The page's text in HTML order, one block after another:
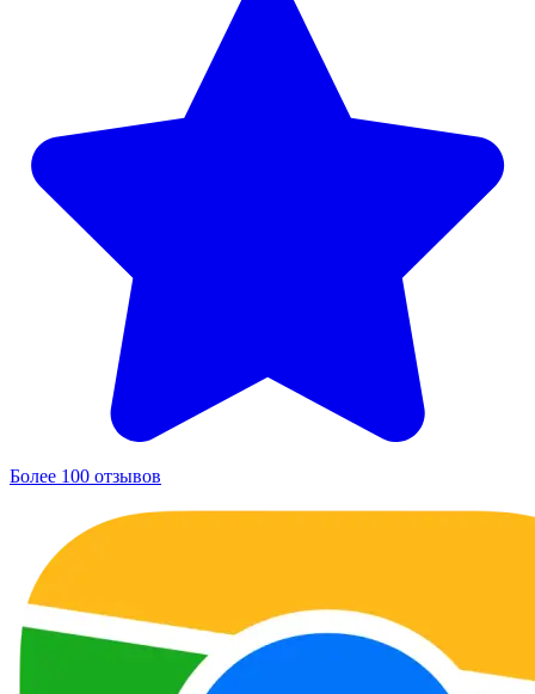
Более 100 отзывов